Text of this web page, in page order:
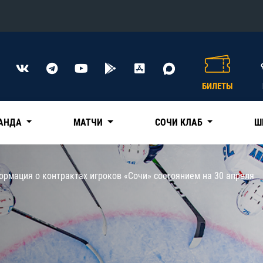
Конференция «Восток»
Нефтехимик
Трактор
Дивизион Чернышева
Авангард
Адмирал
КХЛ
БИЛЕТЫ
МАТЧИ СОЧИ КЛАБ
о контрактах игроков «Сочи» состоянием на 30 апреля